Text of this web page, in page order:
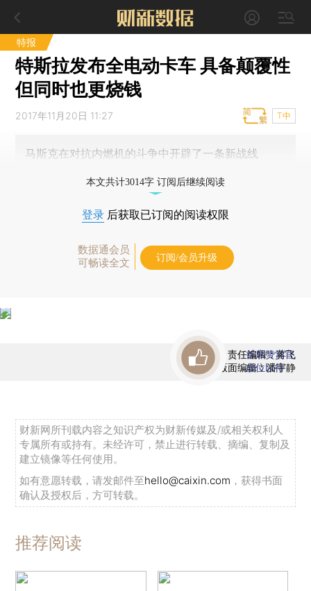
特报
特斯拉发布全电动卡车 具备颠覆性
但同时也更烧钱
2017年11月20日 11:27 T中
马斯克在对抗内燃机的斗争中开辟了一条新战线
本文共计3014字 订阅后继续阅读
登录 后获取已订阅的阅读权限
数据通会员
可畅读全文
订阅/会员升级
责任编辑：蒋飞
版面编辑：潘宇静
首席赞赏官
虚位以待
财新网所刊载内容之知识产权为财新传媒及/或相关权利人
专属所有或持有。未经许可，禁止进行转载、摘编、复制及
建立镜像等任何使用。
如有意愿转载，请发邮件至hello@caixin.com ，获得书面
确认及授权后，方可转载。
推荐阅读